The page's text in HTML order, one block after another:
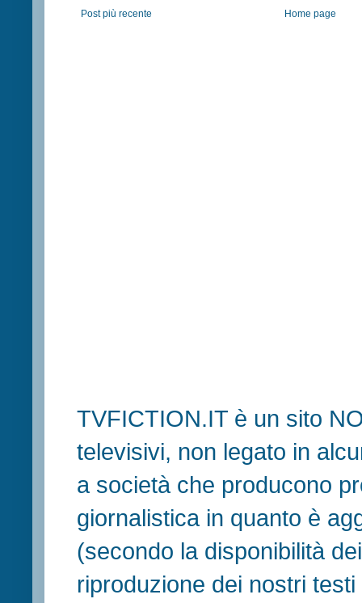
Post più recente Home page
TVFICTION.IT è un sito
televisivi, non legato in
a società che producono
giornalistica in quanto è
(secondo la disponibilità
riproduzione dei nostri